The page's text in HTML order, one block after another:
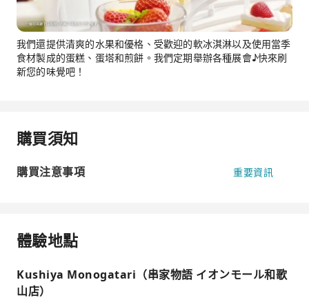
我們還提供清爽的水果和優格、受歡迎的軟冰淇淋以及使用當季
食材製成的蛋糕、蛋塔和煎餅。我們定期舉辦各種展會♪快來刷
新您的味覺吧！
購買須知
購買注意事項 重要資訊
體驗地點
Kushiya Monogatari（串家物語 イオンモール和歌
山店）